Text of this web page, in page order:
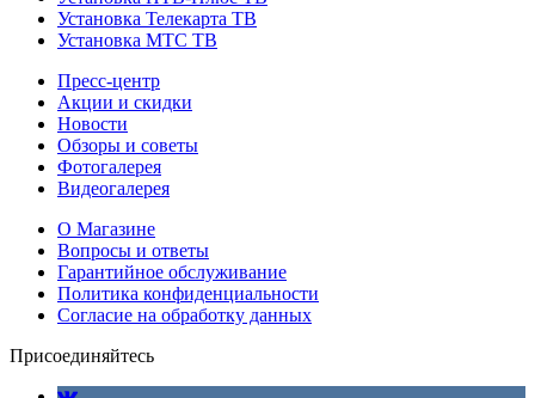
Установка Телекарта ТВ
Установка МТС ТВ
Пресс-центр
Акции и скидки
Новости
Обзоры и советы
Фотогалерея
Видеогалерея
О Магазине
Вопросы и ответы
Гарантийное обслуживание
Политика конфиденциальности
Согласие на обработку данных
Присоединяйтесь